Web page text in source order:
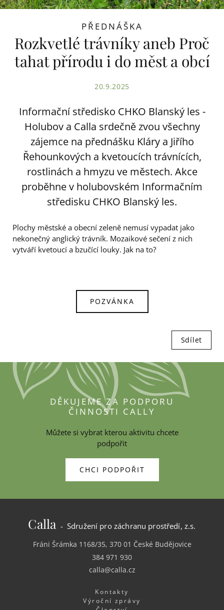
PŘEDNÁŠKA
Rozkvetlé trávníky aneb Proč
tahat přírodu i do měst a obcí
20.9.2025
Informační středisko CHKO Blanský les -
Holubov a Calla srdečně zvou všechny
zájemce na přednášku Kláry a Jiřího
Řehounkových a kvetoucích trávnících,
rostlinách a hmyzu ve městech. Akce
proběhne v holubovském Informačním
středisku CHKO Blanský les.
Plochy městské a obecní zeleně nemusí vypadat jako
nekonečný anglický trávník. Mozaikové sečení z nich
vytváří kvetoucí a bzučící louky. Jak na to?
POZVÁNKA
Sdílet
DĚKUJEME ZA PODPORU
ČINNOSTI CALLY
Můžete si vybrat kterou aktivitu chcete
podpořit
CHCI PODPOŘIT
Calla- Sdružení pro záchranu prostředí, z.s.
Fráni Šrámka 1168/35, 370 01 České Budějovice
384 971 930
calla@calla.cz
Kontakty
Výroční zprávy